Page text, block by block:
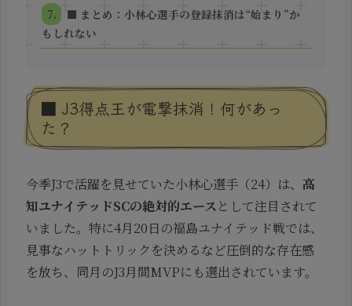
■ まとめ：小林心選手の登録抹消は“始まり”か
もしれない
■ J3得点王が電撃抹消！何があっ
た？
今季J3で活躍を見せていた小林心選手（24）は、 高
知ユナイテッドSCの絶対的エースとして注目されて
いました。特に4月20日の福島ユナイテッド戦では、
見事なハットトリックを決めるなど圧倒的な存在感
を放ち、同月のJ3月間MVPにも選出されています。